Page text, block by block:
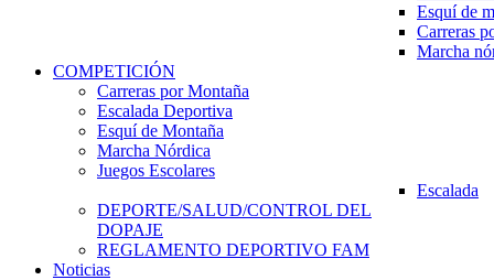
Esquí de
Carreras
Marcha
COMPETICIÓN
Carreras por Montaña
Escalada Deportiva
Esquí de Montaña
Marcha Nórdica
Juegos Escolares
Escalada
DEPORTE/SALUD/CONTROL DEL
DOPAJE
REGLAMENTO DEPORTIVO FAM
Noticias